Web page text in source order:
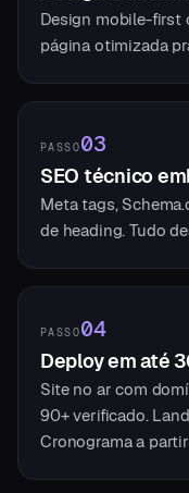
Design mobile-first
página otimizada
PASSO03
SEO técnico
Meta tags,
de heading. Tudo
PASSO04
Deploy em até
Site no ar com
90+ verificado.
Cronograma a